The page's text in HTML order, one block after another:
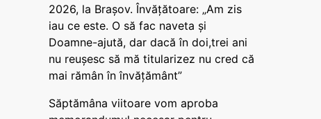
2026, la Brașov. Învățătoare: „Am zis
iau ce este. O să fac naveta și
Doamne-ajută, dar dacă în doi,trei ani
nu reușesc să mă titularizez nu cred că
mai rămân în învățământ”
Săptămâna viitoare vom aproba